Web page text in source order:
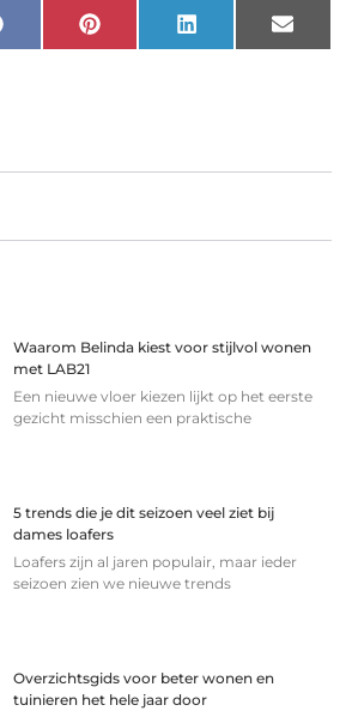
FacebookPinterest LinkedIn Email
Waarom Belinda kiest voor stijlvol wonen
met LAB21
Een nieuwe vloer kiezen lijkt op het eerste
gezicht misschien een praktische
5 trends die je dit seizoen veel ziet bij
dames loafers
Loafers zijn al jaren populair, maar ieder
seizoen zien we nieuwe trends
Overzichtsgids voor beter wonen en
tuinieren het hele jaar door